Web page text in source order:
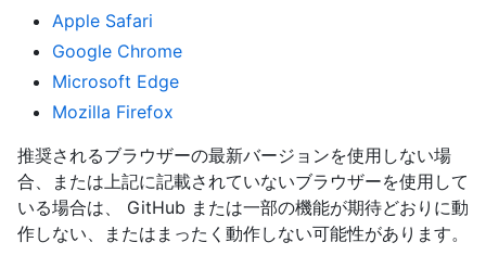
Apple Safari
Google Chrome
Microsoft Edge
Mozilla Firefox
推奨されるブラウザーの最新バージョンを使用しない場
合、または上記に記載されていないブラウザーを使用して
いる場合は、 GitHub または一部の機能が期待どおりに動
作しない、またはまったく動作しない可能性があります。